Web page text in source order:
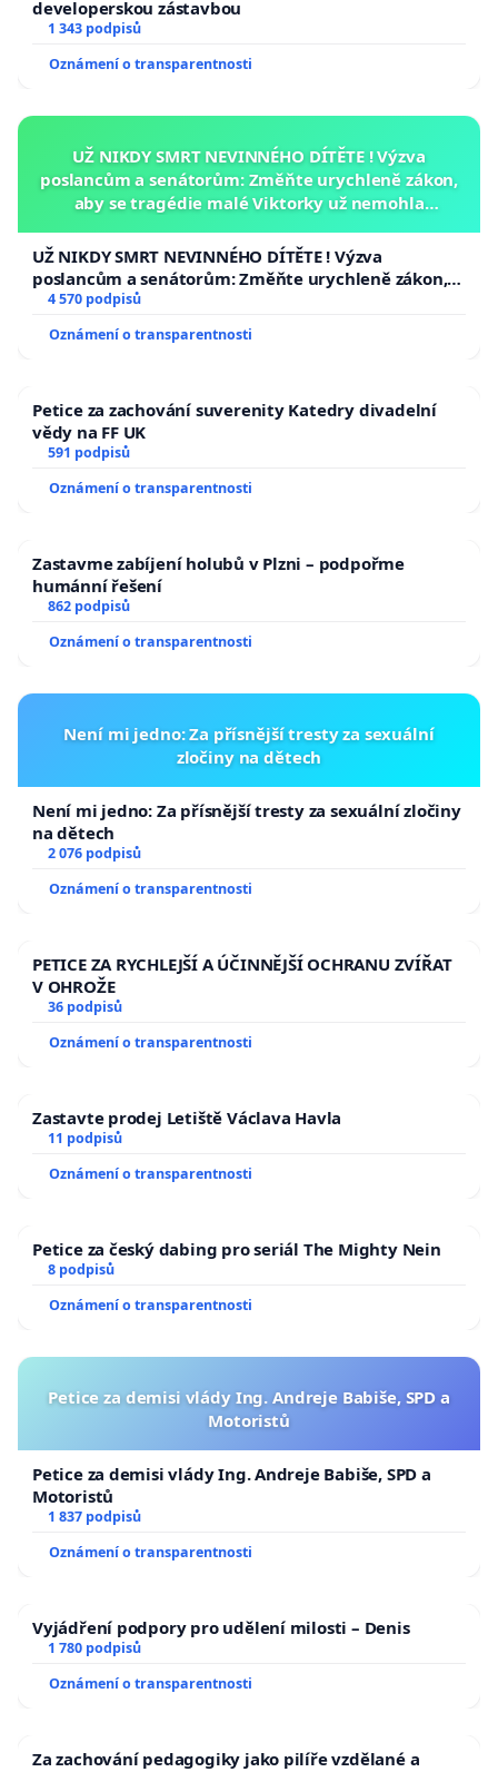
developerskou zástavbou
1 343 podpisů
Oznámení o transparentnosti
UŽ NIKDY SMRT NEVINNÉHO DÍTĚTE ! Výzva
poslancům a senátorům: Změňte urychleně zákon,
aby se tragédie malé Viktorky už nemohla
UŽ NIKDY SMRT NEVINNÉHO DÍTĚTE ! Výzva
poslancům a senátorům: Změňte urychleně zákon,
aby se tragédie malé Viktorky už nemohla opakovat!
4 570 podpisů
Oznámení o transparentnosti
Petice za zachování suverenity Katedry divadelní
vědy na FF UK
591 podpisů
Oznámení o transparentnosti
Zastavme zabíjení holubů v Plzni – podpořme
humánní řešení
862 podpisů
Oznámení o transparentnosti
Není mi jedno: Za přísnější tresty za sexuální
zločiny na dětech
Není mi jedno: Za přísnější tresty za sexuální zločiny
na dětech
2 076 podpisů
Oznámení o transparentnosti
PETICE ZA RYCHLEJŠÍ A ÚČINNĚJŠÍ OCHRANU ZVÍŘAT
V OHROŽE
36 podpisů
Oznámení o transparentnosti
Zastavte prodej Letiště Václava Havla
11 podpisů
Oznámení o transparentnosti
Petice za český dabing pro seriál The Mighty Nein
8 podpisů
Oznámení o transparentnosti
Petice za demisi vlády Ing. Andreje Babiše, SPD a
Motoristů
Petice za demisi vlády Ing. Andreje Babiše, SPD a
Motoristů
1 837 podpisů
Oznámení o transparentnosti
Vyjádření podpory pro udělení milosti – Denis
1 780 podpisů
Oznámení o transparentnosti
Za zachování pedagogiky jako pilíře vzdělané a